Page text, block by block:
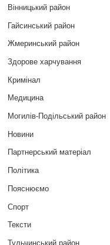
Вінницький район
Гайсинський район
Жмеринський район
Здорове харчування
Кримінал
Медицина
Могилів-Подільський район
Новини
Партнерський матеріал
Політика
Пояснюємо
Спорт
Тексти
Тульчинський район